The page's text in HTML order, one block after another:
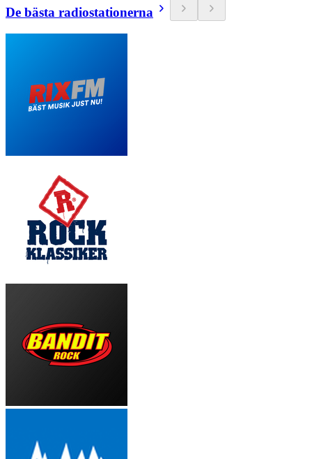
De bästa radiostationerna